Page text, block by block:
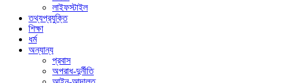
লাইফস্টাইল
তথ্যপ্রযুক্তি
শিক্ষা
ধর্ম
অন্যান্য
প্রবাস
অপরাধ-দুর্নীতি